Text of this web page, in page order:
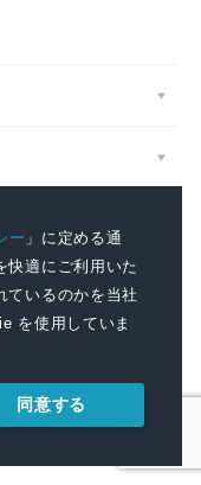
ー 」に定める通
快適にご利用いた
ているのかを当社
を使用していま
同意する